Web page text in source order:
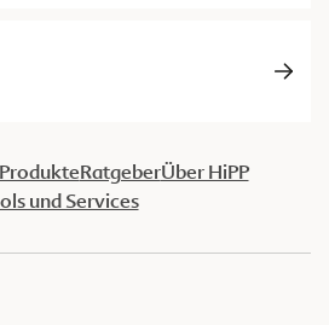
ProdukteRatgeberÜber HiPP
und Services